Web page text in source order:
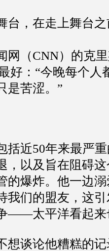
台，在走上舞台
网（CNN）的克
好：“今晚每个人
是苦涩。”
括近50年来最严
，以及旨在阻碍
的爆炸。他一边
我们的盟友，这
——太平洋看起来
想谈论他糟糕的